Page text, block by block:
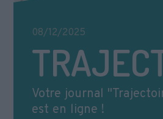
08/12/2025
Votre journal
est en ligne !